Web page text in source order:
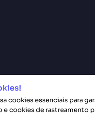
cookies essenciais para
e cookies de rastreamento